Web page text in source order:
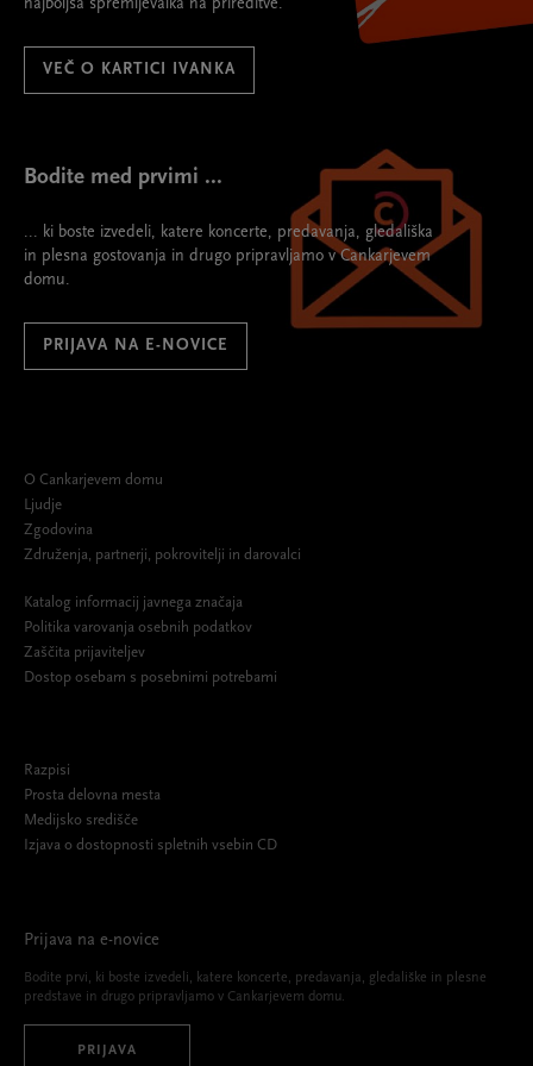
najboljša spremljevalka na prireditve.
VEČ O KARTICI IVANKA
Bodite med prvimi ...
... ki boste izvedeli, katere koncerte, predavanja, gledališka
in plesna gostovanja in drugo pripravljamo v Cankarjevem
domu.
PRIJAVA NA E-NOVICE
O Cankarjevem domu
Ljudje
Zgodovina
Združenja, partnerji, pokrovitelji in darovalci
Katalog informacij javnega značaja
Politika varovanja osebnih podatkov
Zaščita prijaviteljev
Dostop osebam s posebnimi potrebami
Razpisi
Prosta delovna mesta
Medijsko središče
Izjava o dostopnosti spletnih vsebin CD
Prijava na e-novice
Bodite prvi, ki boste izvedeli, katere koncerte, predavanja, gledališke in plesne
predstave in drugo pripravljamo v Cankarjevem domu.
PRIJAVA